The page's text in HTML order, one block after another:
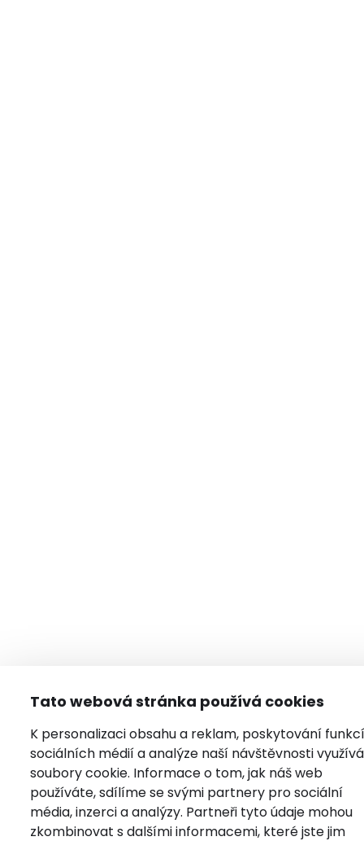
Tato webová stránka používá cookies
K personalizaci obsahu a reklam, poskytování funkcí
sociálních médií a analýze naší návštěvnosti
soubory cookie. Informace o tom, jak náš web
používáte, sdílíme se svými partnery pro sociální
média, inzerci a analýzy. Partneři tyto údaje mohou
zkombinovat s dalšími informacemi, které jste jim